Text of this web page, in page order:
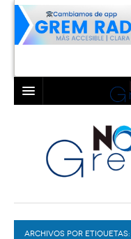
LAGUNA
TORREÓN
GÓMEZ PALACIO
LERDO
COAHUILA
DURANGO
DEPORTES
ARCHIVOS POR ETIQUETAS: